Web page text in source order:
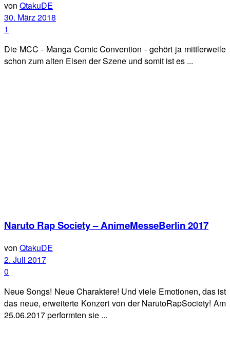
von QtakuDE
30. März 2018
1
Die MCC - Manga Comic Convention - gehört ja mittlerweile
schon zum alten Eisen der Szene und somit ist es ...
Naruto Rap Society – AnimeMesseBerlin 2017
von QtakuDE
2. Juli 2017
0
Neue Songs! Neue Charaktere! Und viele Emotionen, das ist
das neue, erweiterte Konzert von der NarutoRapSociety! Am
25.06.2017 performten sie ...